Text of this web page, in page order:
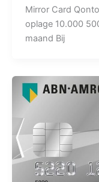
Mirror Card
oplage 10.000
maand Bij